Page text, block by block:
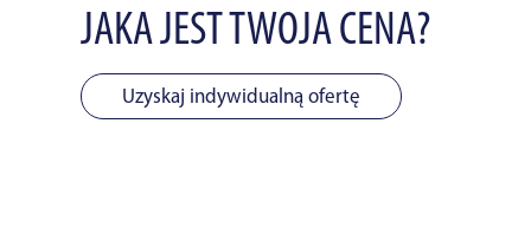
JAKA JEST TWOJA CENA?
Uzyskaj indywidualną ofertę